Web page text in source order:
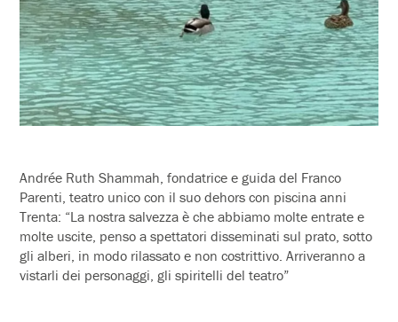
Andrée Ruth Shammah, fondatrice e guida del Franco
Parenti, teatro unico con il suo dehors con piscina anni
Trenta: “La nostra salvezza è che abbiamo molte entrate e
molte uscite, penso a spettatori disseminati sul prato, sotto
gli alberi, in modo rilassato e non costrittivo. Arriveranno a
vistarli dei personaggi, gli spiritelli del teatro”